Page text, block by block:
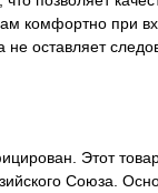
комфортно при
не оставляет
Этот
Союза.